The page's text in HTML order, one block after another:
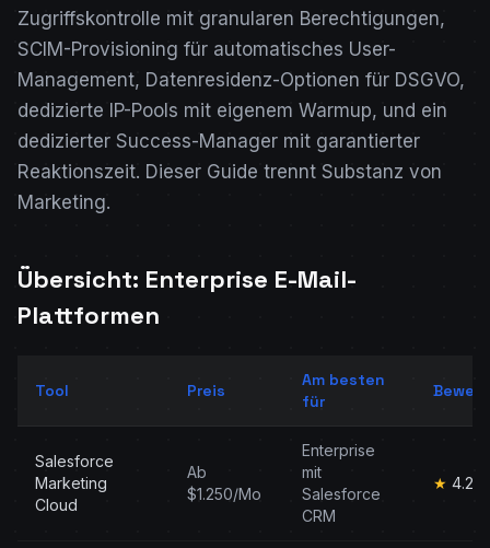
Zugriffskontrolle mit granularen Berechtigungen,
SCIM-Provisioning für automatisches User-
Management, Datenresidenz-Optionen für DSGVO,
dedizierte IP-Pools mit eigenem Warmup, und ein
dedizierter Success-Manager mit garantierter
Reaktionszeit. Dieser Guide trennt Substanz von
Marketing.
Übersicht: Enterprise E-Mail-
Plattformen
Tool Preis
Am besten
für
Salesforce
Marketing
Cloud
Ab
$1.250/Mo
Enterprise
mit
Salesforce
CRM
★ 4.2